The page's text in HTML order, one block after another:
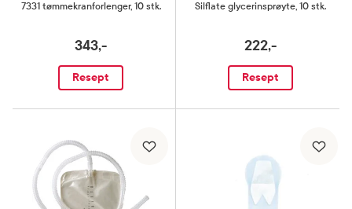
7331 tømmekranforlenger, 10 stk.
343,-
Resept
Silflate glycerinsprøyte, 10 stk.
222,-
Resept